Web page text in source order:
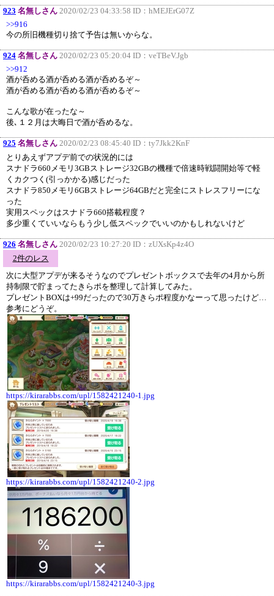
923 名無しさん 2020/02/23 04:33:58 ID： hMEJErG07Z
>>916
今の所旧機種切り捨て予告は無いからな。
924 名無しさん 2020/02/23 05:20:04 ID： veTBeV.Jgb
>>912
酒が呑める酒が呑める酒が呑めるぞ～
酒が呑める酒が呑める酒が呑めるぞ～
こんな歌が在ったな～
後､１２月は大晦日で酒が呑めるな。
925 名無しさん 2020/02/23 08:45:40 ID： ty7Jkk2KnF
とりあえずアプデ前での状況的には
スナドラ660メモリ3GBストレージ32GBの機種で倍速時戦闘開始等で軽
くカクつく(引っかかる)感じだった
スナドラ850メモリ6GBストレージ64GBだと完全にストレスフリーにな
った
実用スペックはスナドラ660搭載程度？
多少重くていいならもう少し低スペックでいいのかもしれないけど
926 名無しさん 2020/02/23 10:27:20 ID： zUXsKp4z4O
2件のレス
次に大型アプデが来るそうなのでプレゼントボックスで去年の4月から所
持制限で貯まってたきらポを整理して計算してみた。
プレゼントBOXは+99だったので30万きらポ程度かなーって思ったけど…
参考にどうぞ。
https://kirarabbs.com/upl/1582421240-1.jpg
https://kirarabbs.com/upl/1582421240-2.jpg
https://kirarabbs.com/upl/1582421240-3.jpg